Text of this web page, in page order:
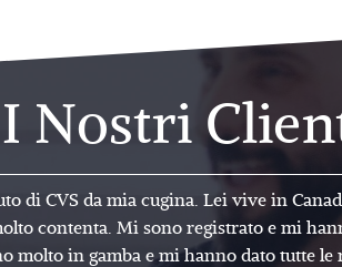
Nostri
di CVS da mia cugina. Lei vive in
contenta. Mi sono registrato e mi
molto in gamba e mi hanno dato tutte le